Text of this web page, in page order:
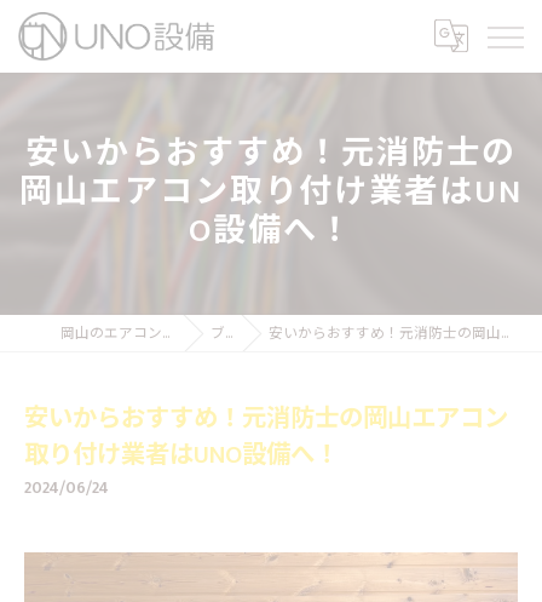
安いからおすすめ！元消防士の
岡山エアコン取り付け業者はUN
O設備へ！
岡山のエアコン工事ならUNO設備 ブログ 安いからおすすめ！元消防士の岡山エアコン取り付け業者はUNO設備へ！
安いからおすすめ！元消防士の岡山エアコン
取り付け業者はUNO設備へ！
2024/06/24